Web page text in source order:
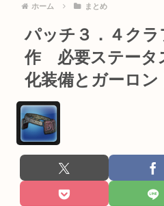
ホーム まとめ
パッチ３．４ク
作 必要ステー
化装備とガーロン